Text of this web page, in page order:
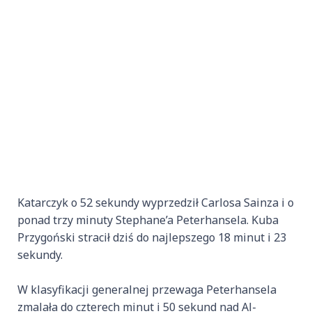
Katarczyk o 52 sekundy wyprzedził Carlosa Sainza i o
ponad trzy minuty Stephane’a Peterhansela. Kuba
Przygoński stracił dziś do najlepszego 18 minut i 23
sekundy.
W klasyfikacji generalnej przewaga Peterhansela
zmalała do czterech minut i 50 sekund nad Al-